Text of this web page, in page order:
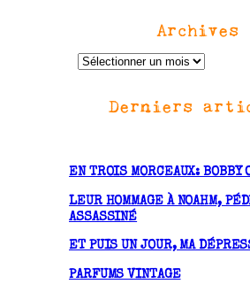
Archives
A
v
s
Derniers
EN TROIS MORCEAUX: BOBBY
LEUR HOMMAGE À NOAHM,
ASSASSINÉ
ET PUIS UN JOUR, MA
PARFUMS VINTAGE